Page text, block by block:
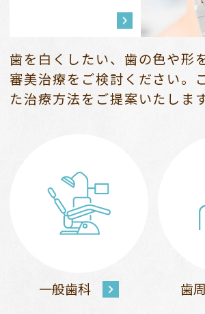
歯を白くしたい、歯の色や形
審美治療をご検討ください。
た治療方法をご提案いたします
一般歯科 歯